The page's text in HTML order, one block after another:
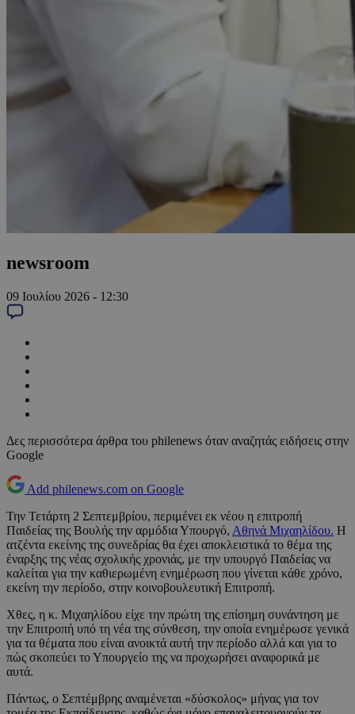
newsroom
09 Ιουλίου 2026 - 12:30
Δες περισσότερα άρθρα του philenews όταν αναζητάς ειδήσεις στην
Google
Add philenews.com on Google
Την Τετάρτη 2 Σεπτεμβρίου, περιμένει εκ νέου η επιτροπή
Παιδείας της Βουλής την αρμόδια Υπουργό, Αθηνά Μιχαηλίδου. Η
ατζέντα εκείνης της συνεδρίας θα έχει αποκλειστικά το θέμα της
έναρξης της νέας σχολικής χρονιάς, με την υπουργό Παιδείας να
καλείται για την καθιερωμένη ενημέρωση που γίνεται κάθε χρόνο,
εκείνη την περίοδο, στην κοινοβουλευτική Επιτροπή.
Χθες, η κ. Μιχαηλίδου είχε την πρώτη της επίσημη συνάντηση με
την Επιτροπή υπό τη νέα της σύνθεση, την οποία ενημέρωσε γενικά
για τα θέματα που είναι ανοικτά αυτή την περίοδο αλλά και για το
πώς σκοπεύει το Υπουργείο της να προχωρήσει αναφορικά με
αυτά.
Πάντως, ο Σεπτέμβρης αναμένεται «δύσκολος» μήνας για τον